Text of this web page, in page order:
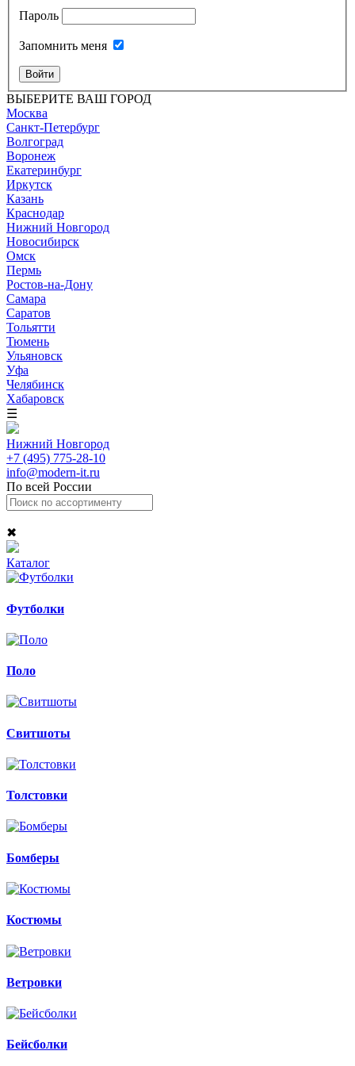
Пароль
Запомнить меня
Войти
ВЫБЕРИТЕ ВАШ ГОРОД
Москва
Санкт-Петербург
Волгоград
Воронеж
Екатеринбург
Иркутск
Казань
Краснодар
Нижний Новгород
Новосибирск
Омск
Пермь
Ростов-на-Дону
Самара
Саратов
Тольятти
Тюмень
Ульяновск
Уфа
Челябинск
Хабаровск
☰
Нижний Новгород
+7 (495) 775-28-10
info@modern-it.ru
По всей России
✖
Каталог
Футболки
Поло
Свитшоты
Толстовки
Бомберы
Костюмы
Ветровки
Бейсболки